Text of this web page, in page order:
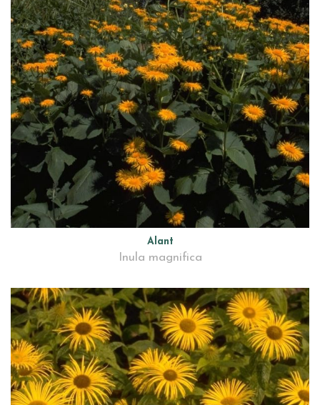
Alant
Inula magnifica